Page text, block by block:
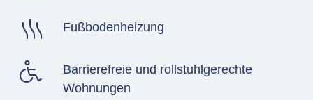
Fußbodenheizung
Barrierefreie und rollstuhlgerechte
Wohnungen